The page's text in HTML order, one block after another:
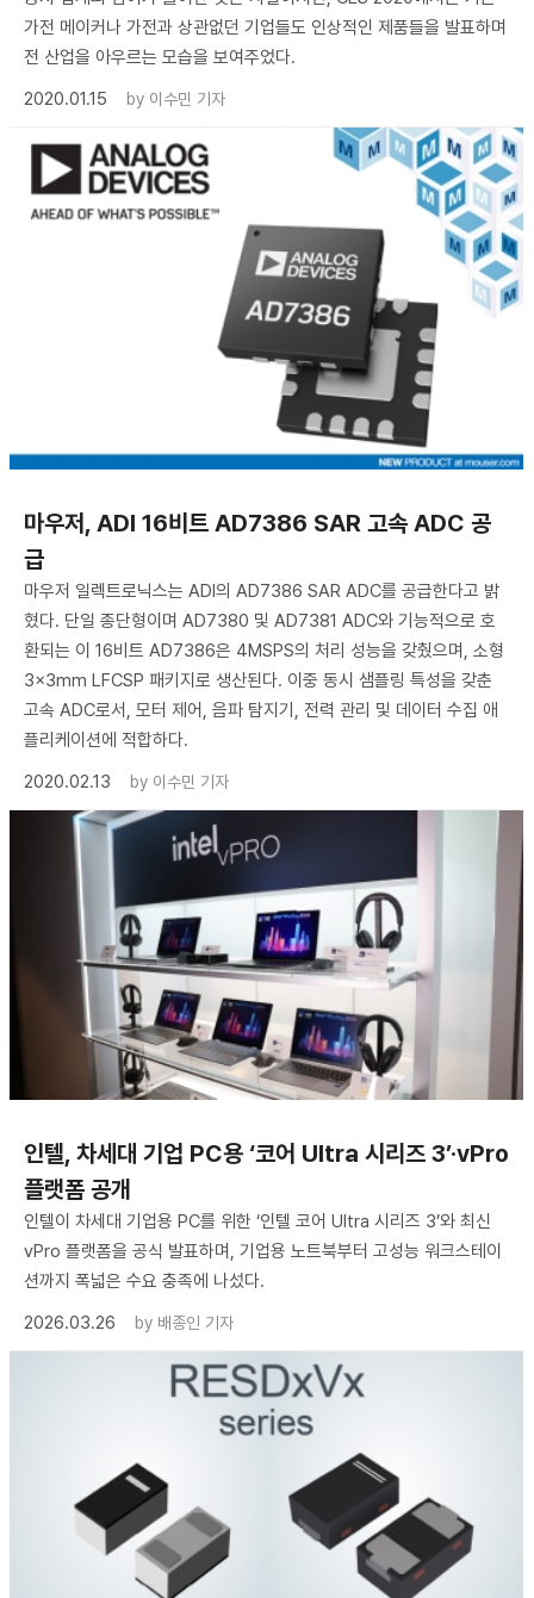
가전 메이커나 가전과 상관없던 기업들도 인상적인 제품들을 발표하며
전 산업을 아우르는 모습을 보여주었다.
2020.01.15
by 이수민 기자
마우저, ADI 16비트 AD7386 SAR 고속 ADC 공
급
마우저 일렉트로닉스는 ADI의 AD7386 SAR ADC를 공급한다고 밝
혔다. 단일 종단형이며 AD7380 및 AD7381 ADC와 기능적으로 호
환되는 이 16비트 AD7386은 4MSPS의 처리 성능을 갖췄으며, 소형
3×3mm LFCSP 패키지로 생산된다. 이중 동시 샘플링 특성을 갖춘
고속 ADC로서, 모터 제어, 음파 탐지기, 전력 관리 및 데이터 수집 애
플리케이션에 적합하다.
2020.02.13
by 이수민 기자
인텔, 차세대 기업 PC용 ‘코어 Ultra 시리즈 3’·vPro
플랫폼 공개
인텔이 차세대 기업용 PC를 위한 ‘인텔 코어 Ultra 시리즈 3’와 최신
vPro 플랫폼을 공식 발표하며, 기업용 노트북부터 고성능 워크스테이
션까지 폭넓은 수요 충족에 나섰다.
2026.03.26
by 배종인 기자